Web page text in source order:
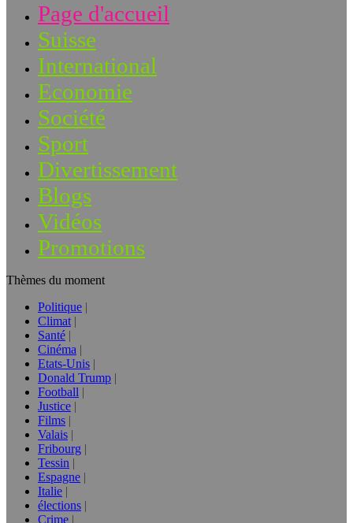
Page d'accueil
Suisse
International
Economie
Société
Sport
Divertissement
Blogs
Vidéos
Promotions
Thèmes du moment
Politique
Climat
Santé
Cinéma
Etats-Unis
Donald Trump
Football
Justice
Films
Valais
Fribourg
Tessin
Espagne
Italie
élections
Crime